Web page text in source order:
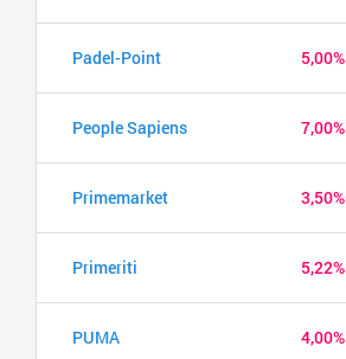
Padel-Point 5,00%
People Sapiens 7,00%
Primemarket 3,50%
Primeriti 5,22%
PUMA 4,00%